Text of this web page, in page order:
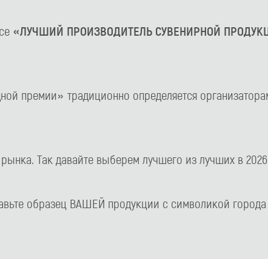
«ЛУЧШИЙ ПРОИЗВОДИТЕЛЬ СУВЕНИРНОЙ
премии» традиционно определяется
Так давайте выберем лучшего из лучших в 2026
образец ВАШЕЙ продукции с символикой